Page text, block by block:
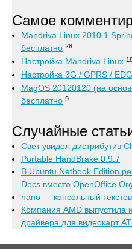
Самое
Mandriva Linux 2010.1
бесплатно 28
Настройка Mandriva Linux
Настройка 3G / GPRS /
MagOS 20120120 (на
бесплатно 9
Случайные
Свет увидел дистрибутив
Portable HandBrake 0.9.7
В Ubuntu Netbook Edition
Docs вместо OpenOffice.Org
nano — консольный
Компания AMD выпустила
драйвера для видеокарт